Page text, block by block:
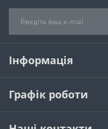
Інформація
Графік роботи